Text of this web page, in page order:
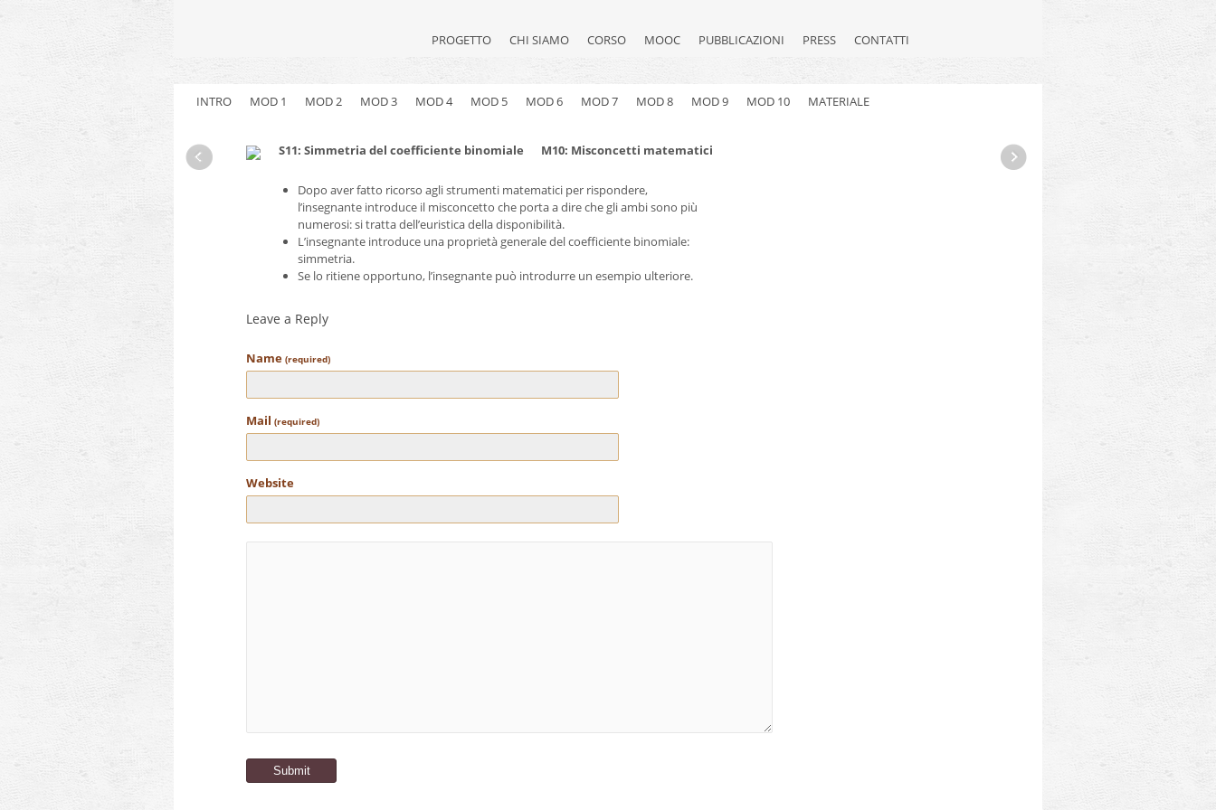
PROGETTO CHI SIAMO CORSO MOOC PUBBLICAZIONI PRESS CONTATTI
INTRO MOD 1 MOD 2 MOD 3 MOD 4 MOD 5 MOD 6 MOD 7 MOD 8 MOD 9 MOD 10 MATERIALE
S11: Simmetria del coefficiente binomiale M10: Misconcetti matematici
Dopo aver fatto ricorso agli strumenti matematici per rispondere,
l’insegnante introduce il misconcetto che porta a dire che gli ambi sono più
numerosi: si tratta dell’euristica della disponibilità.
L’insegnante introduce una proprietà generale del coefficiente binomiale:
simmetria.
Se lo ritiene opportuno, l’insegnante può introdurre un esempio ulteriore.
Leave a Reply
Name (required)
Mail (required)
Website